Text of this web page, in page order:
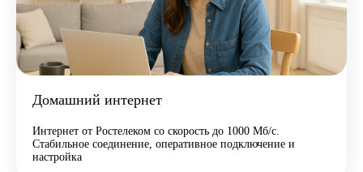
Домашний интернет
Интернет от Ростелеком со скорость до 1000 Мб/с.
Стабильное соединение, оперативное подключение и
настройка